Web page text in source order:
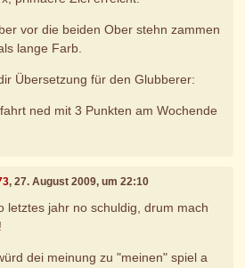
vor die beiden Ober stehn zammen
lange Farb.
Übersetzung für den Glubberer:
ned mit 3 Punkten am Wochende
, 27. August 2009, um 22:10
letztes jahr no schuldig, drum mach
dei meinung zu "meinen" spiel a